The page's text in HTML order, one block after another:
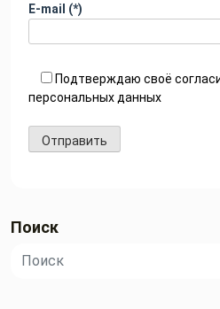
E-mail (*)
Подтверждаю своё
персональных данных
Поиск